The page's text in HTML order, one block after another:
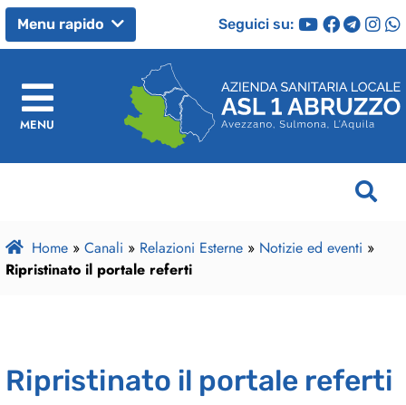
Menu rapido Seguici su:
MENU
Home » Canali » Relazioni Esterne » Notizie ed eventi »
Ripristinato il portale referti
Ripristinato il portale referti